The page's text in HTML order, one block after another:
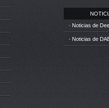
· Noticias de
· Noticias de